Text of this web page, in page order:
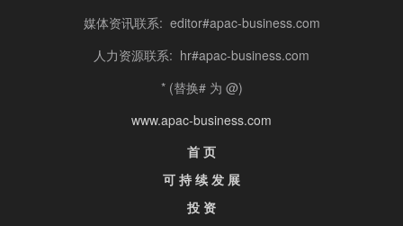
媒体资讯联系: editor#apac-business.com
人力资源联系: hr#apac-business.com
* (替换# 为 @)
www.apac-business.com
首 页
可 持 续 发 展
投 资